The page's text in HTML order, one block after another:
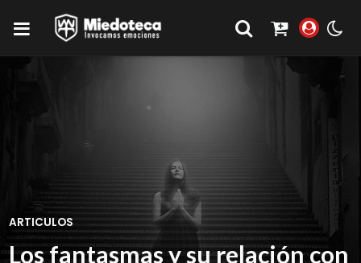
ARTICULOS
Los fantasmas y su relación con